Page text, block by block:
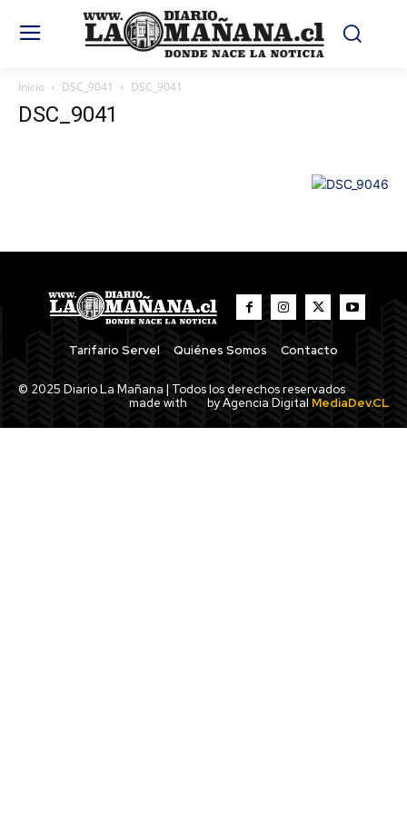
Inicio DSC_9041 DSC_9041
DSC_9041
Tarifario Servel Quiénes Somos Contacto
© 2025 Diario La Mañana | Todos los derechos reservados
made with
by Agencia Digital MediaDev.CL